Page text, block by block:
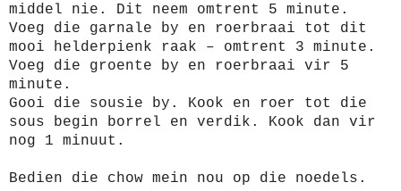
middel nie. Dit neem omtrent 5 minute.
Voeg die garnale by en roerbraai tot dit
mooi helderpienk raak – omtrent 3 minute.
Voeg die groente by en roerbraai vir 5
minute.
Gooi die sousie by. Kook en roer tot die
sous begin borrel en verdik. Kook dan vir
nog 1 minuut.
Bedien die chow mein nou op die noedels.